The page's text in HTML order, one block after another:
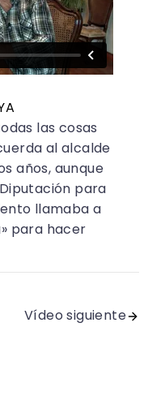
las cosas
al alcalde
años, aunque
para
llamaba a
para hacer
Vídeo siguiente